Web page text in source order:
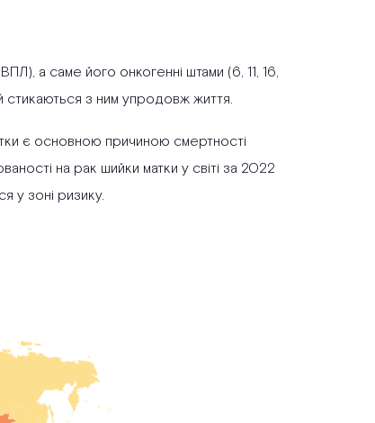
а саме його онкогенні штами (6, 11, 16,
з ним упродовж життя.
є основною причиною смертності
на рак шийки матки у світі за 2022
у зоні ризику.